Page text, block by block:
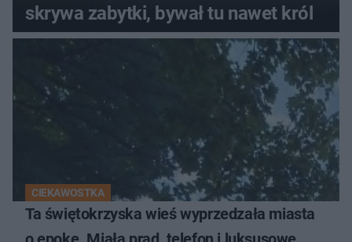
skrywa zabytki, bywał tu nawet król
CIEKAWOSTKA
Ta świętokrzyska wieś wyprzedzała miasta